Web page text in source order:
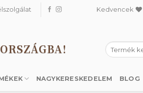
Kedvencek
Keresés
a
NAGYKERESKEDELEM BLOG